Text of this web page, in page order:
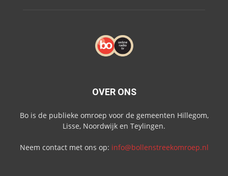
OVER ONS
Bo is de publieke omroep voor de gemeenten Hillegom,
Lisse, Noordwijk en Teylingen.
Neem contact met ons op: info@bollenstreekomroep.nl